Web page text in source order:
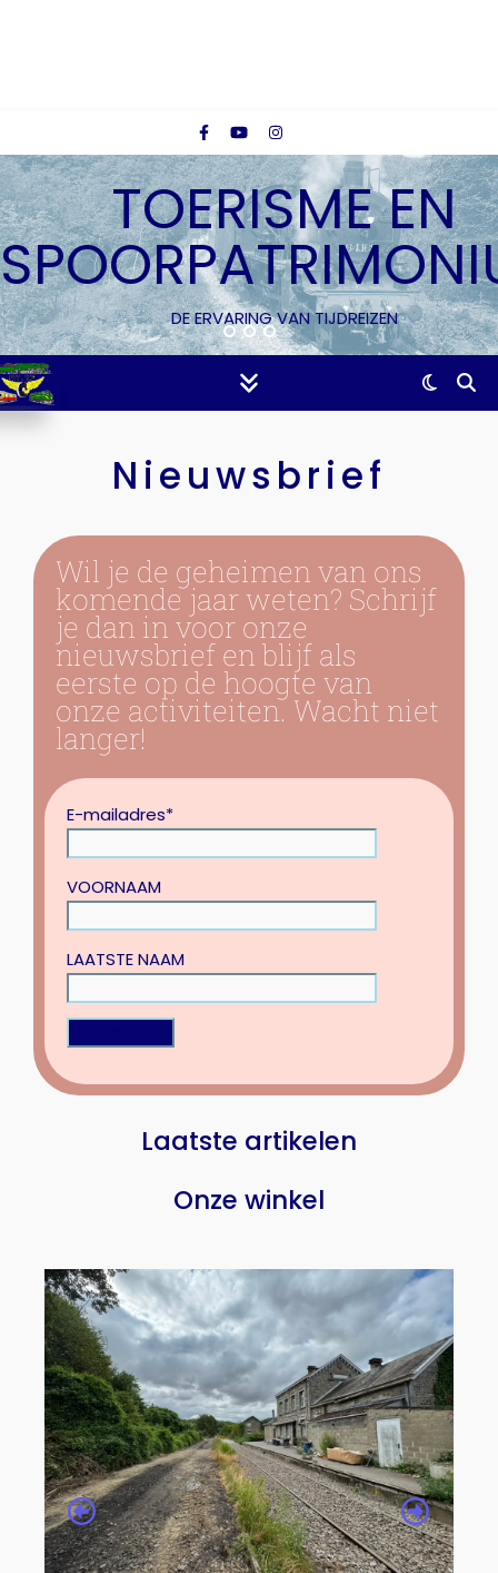
TOERISME EN
DE ERVARING VAN TIJDREIZEN
Nieuwsbrief
Wil je de geheimen van ons
komende jaar weten? Schrijf
je dan in voor onze
nieuwsbrief en blijf als
eerste op de hoogte van
onze activiteiten. Wacht niet
langer!
E-mailadres*
VOORNAAM
LAATSTE NAAM
Laatste artikelen
Onze winkel